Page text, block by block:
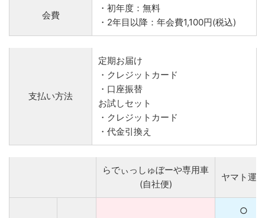
会費
・初年度：無料
・2年目以降：年会費1,100円(税込)
支払い方法
定期お届け
・クレジットカード
・口座振替
お試しセット
・クレジットカード
・代金引換え
らでぃっしゅぼーや専用車
(自社便)
ヤマト運輸
○